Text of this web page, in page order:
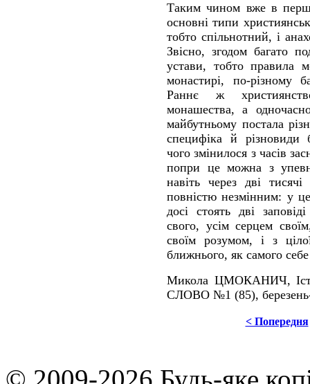
Таким чином вже в
основні типи
тобто спільнотний, і
Звісно, згодом багато
устави, тобто правила
монастирі, по-різному
Раннє ж
монашества, а
майбутньому постала
специфіка й різновиди
чого змінилося з часів
попри це можна з
навіть через дві
повністю незмінним: у
досі стоять дві
свого, усім серцем
своїм розумом, і з
ближнього, як самого
Микола ЦМОКАНИЧ,
СЛОВО №1 (85), березень-
< Попередня